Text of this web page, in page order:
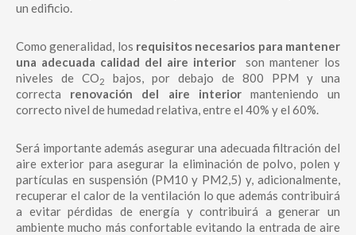
un edificio.
Como generalidad, los requisitos necesarios para mantener
una adecuada calidad del aire interior son mantener los
niveles de CO2
bajos, por debajo de 800 PPM y una
correcta renovación del aire interiormanteniendo un
correcto nivel de humedad relativa, entre el 40% y el 60%.
Será importante además asegurar una adecuada filtración del
aire exterior para asegurar la eliminación de polvo, polen y
partículas en suspensión (PM10 y PM2,5) y, adicionalmente,
recuperar el calor de la ventilación lo que además contribuirá
a evitar pérdidas de energía y contribuirá a generar un
ambiente mucho más confortable evitando la entrada de aire